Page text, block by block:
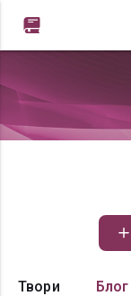
Твори Блог